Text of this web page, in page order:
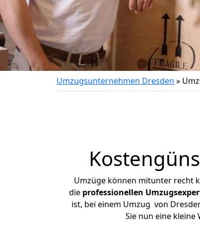
Umzugsunternehmen Dresden »
Umzüge können mitunter recht
die professionellen
ist, bei einem Umzug von
Sie nun eine